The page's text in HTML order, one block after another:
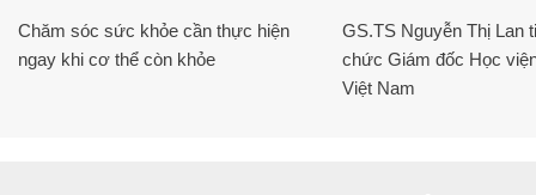
Chăm sóc sức khỏe cần thực hiện
ngay khi cơ thể còn khỏe
GS.TS Nguyễn Thị Lan
chức Giám đốc Học
Việt Nam